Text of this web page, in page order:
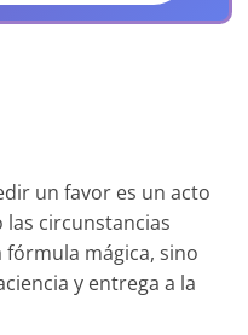
un favor es un acto
circunstancias
fórmula mágica, sino
y entrega a la